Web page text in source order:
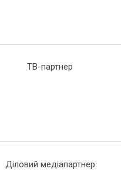
ТВ-партнер
Діловий медіапартнер